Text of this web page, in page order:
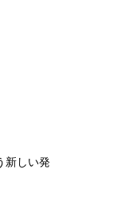
新しい発